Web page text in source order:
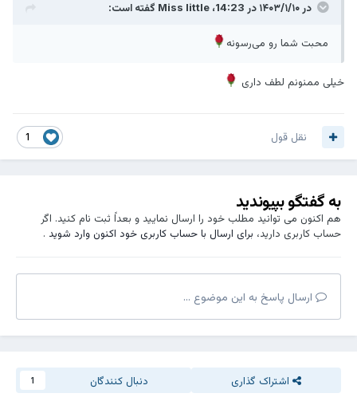
در ۱۴۰۳/۱/۱۰ در 14:23، Miss littleگفته است:
محبت شما رو می‌رسونه
خیلی ممنونم لطف داری
نقل قول
به گفتگو بپیوندید
هم اکنون می توانید مطلب خود را ارسال نمایید و بعداً ثبت نام کنید. اگر
حساب کاربری دارید، برای ارسال با حساب کاربری خود اکنون وارد شوید.
ارسال پاسخ به این موضوع ...
اشتراک گذاری دنبال کنندگان